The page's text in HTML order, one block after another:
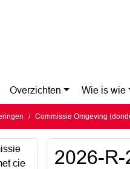
Overzichten Wie is wie
Commissie Omgeving
cie
2026-